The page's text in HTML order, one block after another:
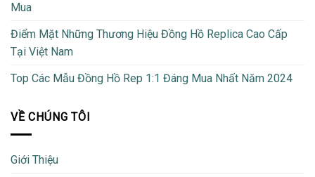
Mua
Điểm Mặt Những Thương Hiệu Đồng Hồ Replica Cao Cấp
Tại Việt Nam
Top Các Mẫu Đồng Hồ Rep 1:1 Đáng Mua Nhất Năm 2024
VỀ CHÚNG TÔI
Giới Thiệu